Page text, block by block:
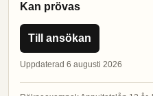
Kan prövas
Till ansökan
Uppdaterad 6 augusti 2026